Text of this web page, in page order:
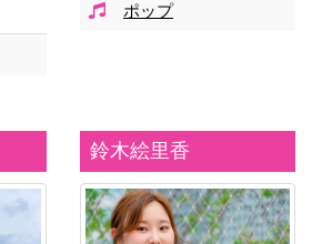
ポップ
鈴木絵里香